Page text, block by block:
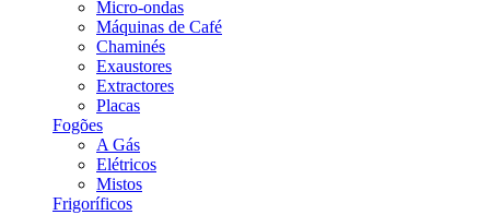
Micro-ondas
Máquinas de Café
Chaminés
Exaustores
Extractores
Placas
Fogões
A Gás
Elétricos
Mistos
Frigoríficos